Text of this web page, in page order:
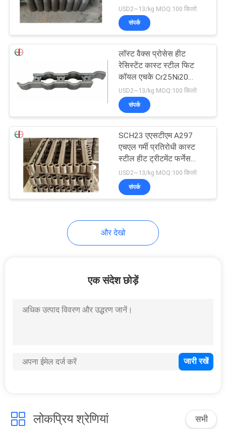
EB3016
USD2~13/kg MOQ:100 किलो
संपर्क
लॉस्ट वैक्स प्रोसेस हीट
रेसिस्टेंट कास्ट स्टील फिट
कॉयल एचके Cr25Ni20
EB3005
USD2~13/kg MOQ:100 किलो
संपर्क
SCH23 एएसटीएम A297
एचएल गर्मी प्रतिरोधी कास्ट
स्टील हीट ट्रीटमेंट फर्नेस
EB3015 के लिए
USD2~13/kg MOQ:100 किलो
संपर्क
और देखो
एक संदेश छोड़ें
लोकप्रिय श्रेणियां सभी